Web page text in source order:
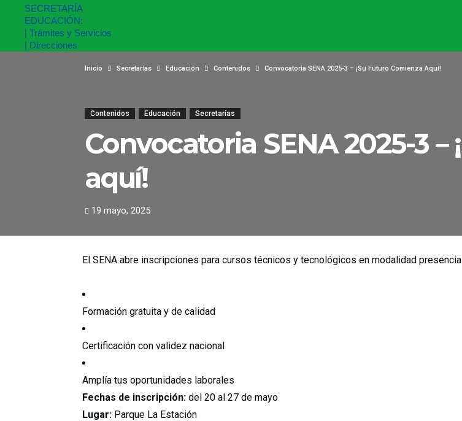
SECRETARÍA
EDUCACIÓN:
| Trámites y Servicios
| Direcciones
Inicio Secretarías Educación Contenidos Convocatoria SENA 2025-3 – ¡Su Futuro Comienza Aquí!
Contenidos Educación Secretarías
Convocatoria SENA 2025-3
aquí!
19 mayo, 2025
El SENA abre inscripciones para cursos técnicos y tecnológicos en modalidad
Formación gratuita y de calidad
Certificación con validez nacional
Amplía tus oportunidades laborales
Fechas de inscripción: del 20 al 27 de mayo
Lugar: Parque La Estación